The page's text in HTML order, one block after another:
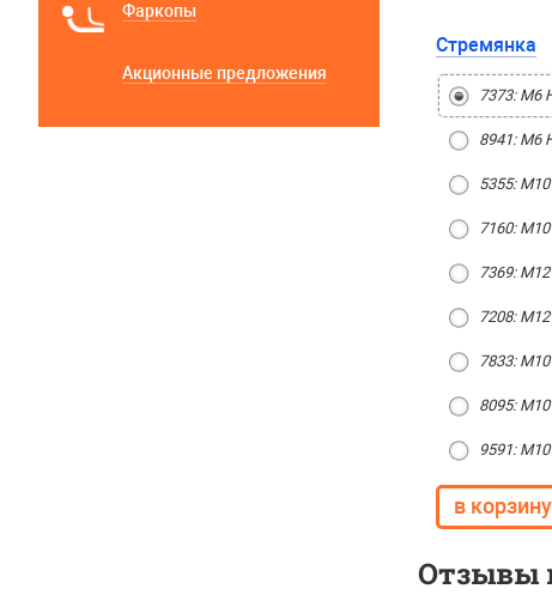
Стремянка
7373: М6
8941: М6
5355: М10
7160:
7369:
7208:
7833:
8095: М10
9591:
Отзывы
Фаркопы
Акционные предложения